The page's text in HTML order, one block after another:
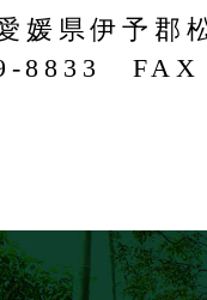
媛県伊予郡
8833 FAX